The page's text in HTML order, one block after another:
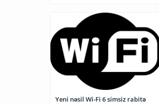
Yeni nəsil Wi-Fi 6 simsiz rabitə